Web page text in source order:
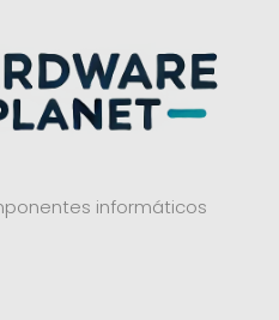
informáticos